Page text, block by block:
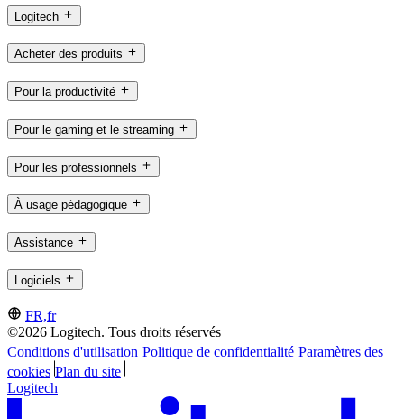
Logitech
Acheter des produits
Pour la productivité
Pour le gaming et le streaming
Pour les professionnels
À usage pédagogique
Assistance
Logiciels
FR,fr
©2026 Logitech. Tous droits réservés
Conditions d'utilisation Politique de confidentialité Paramètres des
cookies Plan du site
Logitech